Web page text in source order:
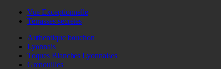
Vue Exceptionnelle
Terrasses secrètes
Authentique bouchon
Lyonnais
Toques Blanches Lyonnaises
Grenouilles